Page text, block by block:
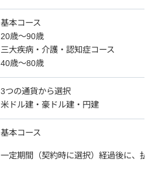
基本コース
20歳～90歳
三大疾病・介護・認知症コース
40歳～80歳
3つの通貨から選択
米ドル建・豪ドル建・円建
基本コース
一定期間（契約時に選択）経過後に、払